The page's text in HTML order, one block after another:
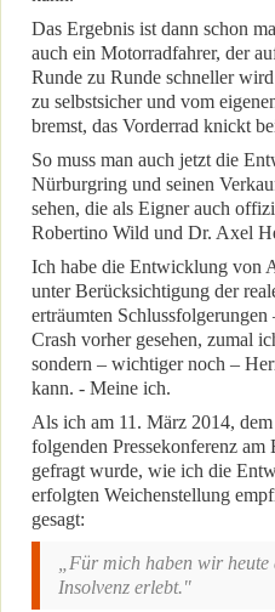
Das Ergebnis ist dann schon
auch ein Motorradfahrer, der
Runde zu Runde schneller
zu selbstsicher und vom
bremst, das Vorderrad knickt
So muss man auch jetzt die
Nürburgring und seinen
sehen, die als Eigner auch
Robertino Wild und Dr. Axel
Ich habe die Entwicklung von
unter Berücksichtigung der
erträumten Schlussfolgerungen
Crash vorher gesehen, zumal
sondern – wichtiger noch –
kann. - Meine ich.
Als ich am 11. März 2014,
folgenden Pressekonferenz
gefragt wurde, wie ich die
erfolgten Weichenstellung
gesagt:
„Für mich haben wir
Insolvenz erlebt."